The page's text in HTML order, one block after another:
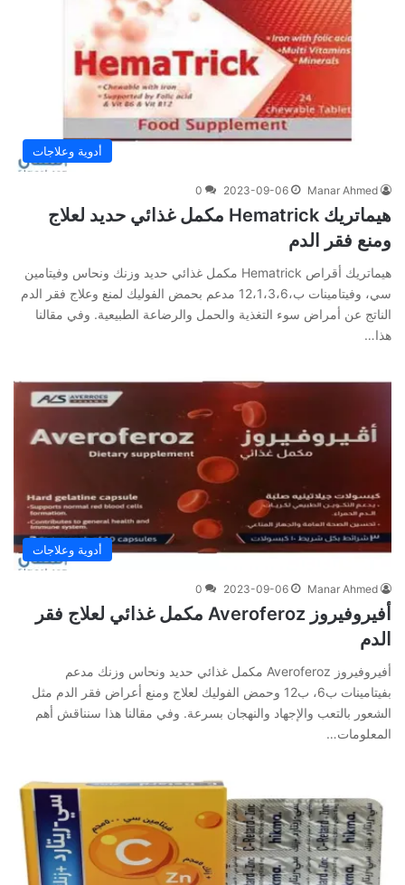
أدوية وعلاجات
Manar Ahmed
2023-09-06
0
هيماتريك Hematrick مكمل غذائي حديد لعلاج
ومنع فقر الدم
هيماتريك أقراص Hematrick مكمل غذائي حديد وزنك ونحاس وفيتامين
سي، وفيتامينات ب،12،1،3،6 مدعم بحمض الفوليك لمنع وعلاج فقر الدم
الناتج عن أمراض سوء التغذية والحمل والرضاعة الطبيعية. وفي‌ ‌مقالنا‌
‌هذا‌…
أدوية وعلاجات
Manar Ahmed
2023-09-06
0
أفيروفيروز Averoferoz مكمل غذائي لعلاج فقر
الدم
أفيروفيروز Averoferoz مكمل غذائي حديد ونحاس وزنك مدعم
بفيتامينات ب6، ب12 وحمض الفوليك لعلاج ومنع أعراض فقر الدم مثل
الشعور بالتعب والإجهاد والنهجان بسرعة. وفي‌ ‌مقالنا‌ ‌هذا‌ ‌سنناقش‌ ‌أهم‌
‌المعلومات‌…